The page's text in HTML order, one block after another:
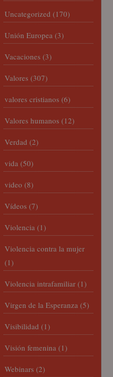
Uncategorized (170)
Unión Europea (3)
Vacaciones (3)
Valores (307)
valores cristianos (6)
Valores humanos (12)
Verdad (2)
vida (50)
video (8)
Vídeos (7)
Violencia (1)
Violencia contra la mujer
(1)
Violencia intrafamiliar (1)
Virgen de la Esperanza (5)
Visibilidad (1)
Visión femenina (1)
Webinars (2)